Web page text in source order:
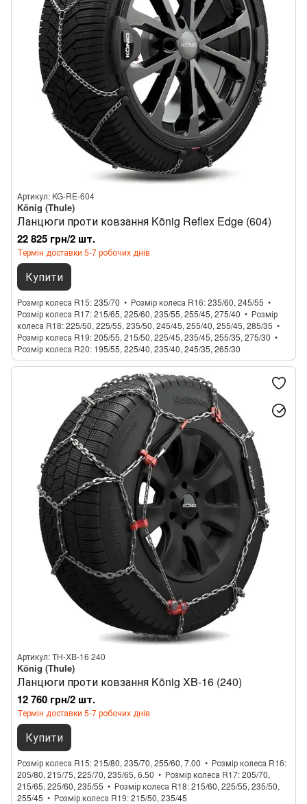
Артикул: KG-RE-604
König (Thule)
Ланцюги проти ковзання König Reflex Edge (604)
22 825 грн/2 шт.
Термін доставки 5-7 робочих днів
Купити
Розмір колеса R15 235/70 Розмір колеса R16 235/60, 245/55
Розмір колеса R17 215/65, 225/60, 235/55, 255/45, 275/40
Розмір
колеса R18 225/50, 225/55, 235/50, 245/45, 255/40, 255/45, 285/35
Розмір колеса R19 205/55, 215/50, 225/45, 235/45, 255/35, 275/30
Розмір колеса R20 195/55, 225/40, 235/40, 245/35, 265/30
Артикул: TH-XB-16 240
König (Thule)
Ланцюги проти ковзання König XB-16 (240)
12 760 грн/2 шт.
Термін доставки 5-7 робочих днів
Купити
Розмір колеса R15 215/80, 235/70, 255/60, 7.00
Розмір колеса R16
205/80, 215/75, 225/70, 235/65, 6.50
Розмір колеса R17 205/70,
215/65, 225/60, 235/55
Розмір колеса R18 215/60, 225/55, 235/50,
255/45
Розмір колеса R19 215/50, 235/45